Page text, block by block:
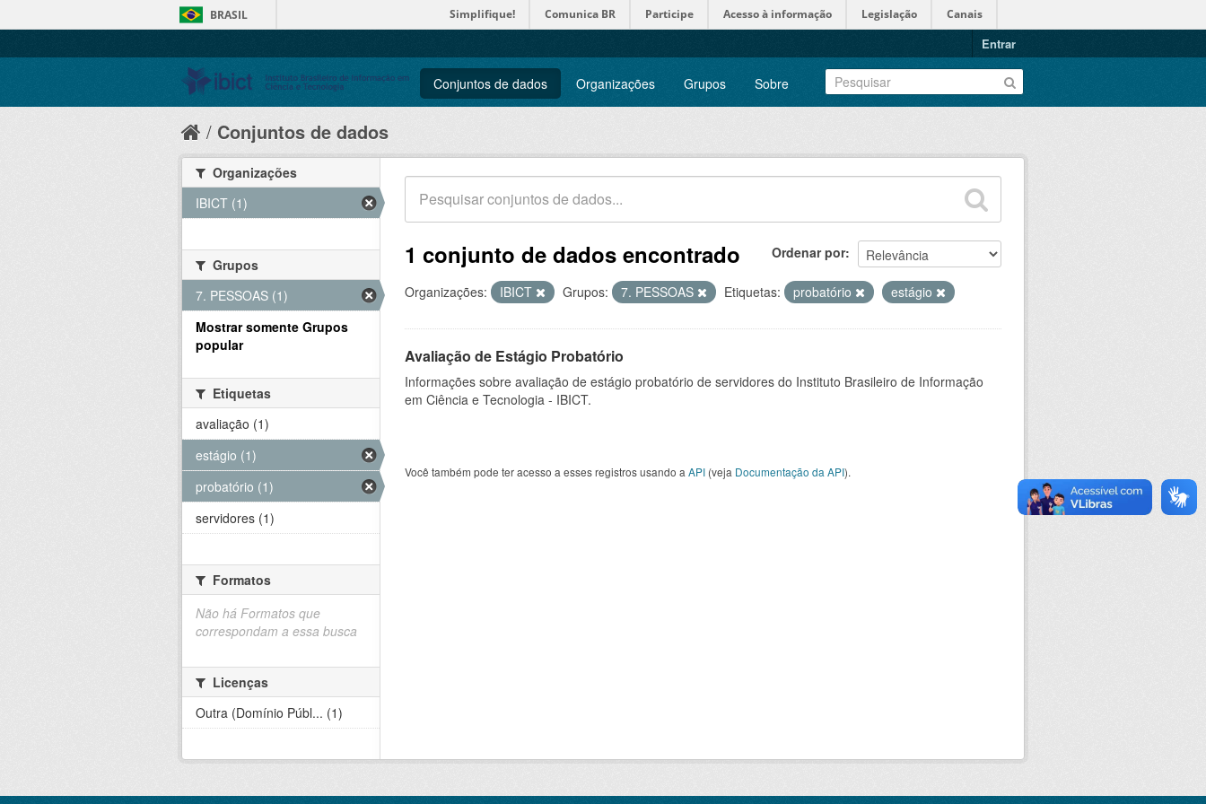
BRASIL Simplifique! Comunica BR Participe Acesso à informação Legislação Canais
Entrar
Conjuntos de dados Organizações Grupos Sobre
Conjuntos de dados
Ordenar por
1 conjunto de dados encontrado
Organizações: IBICT Grupos: 7. PESSOAS Etiquetas: probatório estágio
Avaliação de Estágio Probatório
Informações sobre avaliação de estágio probatório de servidores do Instituto Brasileiro de Informação
em Ciência e Tecnologia - IBICT.
Você também pode ter acesso a esses registros usando a API (veja Documentação da API).
Organizações
IBICT (1)
Grupos
7. PESSOAS (1)
Mostrar somente Grupos
popular
Etiquetas
avaliação (1)
estágio (1)
probatório (1)
servidores (1)
Formatos
Não há Formatos que
correspondam a essa busca
Licenças
Outra (Domínio Públ... (1)